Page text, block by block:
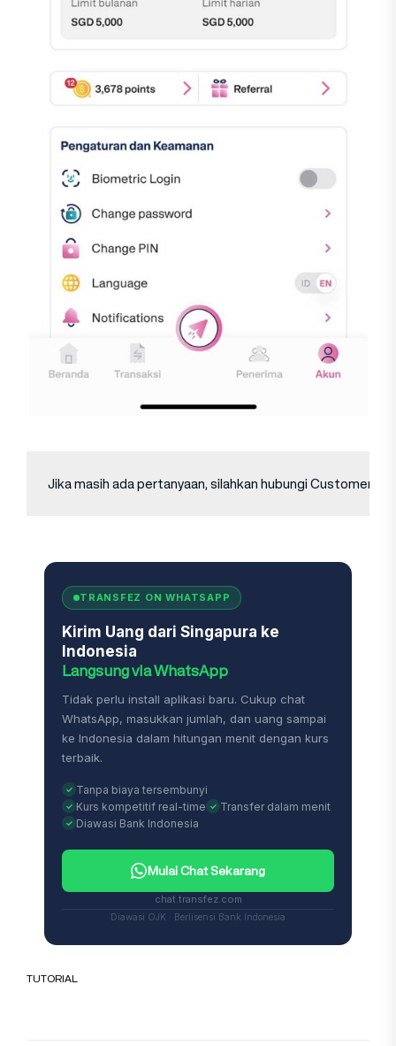
Jika masih ada pertanyaan, silahkan hubungi Customer
TRANSFEZ ON WHATSAPP
Kirim Uang dari Singapura ke
Indonesia
Langsung via WhatsApp
Tidak perlu install aplikasi baru. Cukup chat
WhatsApp, masukkan jumlah, dan uang sampai
ke Indonesia dalam hitungan menit dengan kurs
terbaik.
Tanpa biaya tersembunyi
Kurs kompetitif real-time
Transfer dalam menit
Diawasi Bank Indonesia
Mulai Chat Sekarang
chat.transfez.com
Diawasi OJK · Berlisensi Bank Indonesia
TUTORIAL